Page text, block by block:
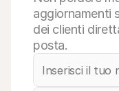
aggiornamenti
dei clienti
posta.